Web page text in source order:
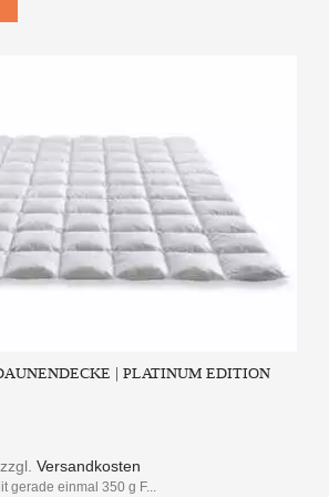
| PLATINUM EDITION
,zzgl.Versandkosten
gerade einmal 350 g F...